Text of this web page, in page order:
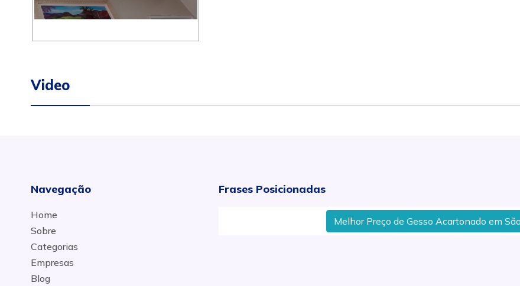
Video
Navegação
Home
Sobre
Categorias
Empresas
Blog
Frases Posicionadas
Melhor Preço de Gesso Acartonado em São Pedro